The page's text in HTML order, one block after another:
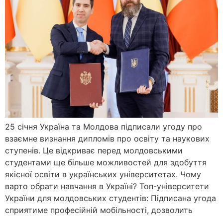
25 січня Україна та Молдова підписали угоду про
взаємне визнання дипломів про освіту та наукових
ступенів. Це відкриває перед молдовськими
студентами ще більше можливостей для здобуття
якісної освіти в українських університетах. Чому
варто обрати навчання в Україні? Топ-університети
України для молдовських студентів: Підписана угода
сприятиме професійній мобільності, дозволить